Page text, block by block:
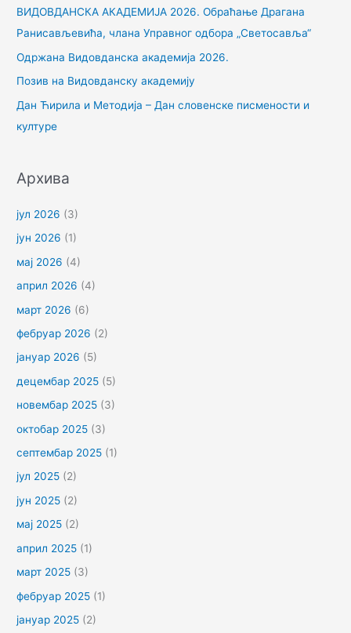
з
а
:
ВИДОВДАНСКА АКАДЕМИЈА 2026. Обраћање Драгана
Ранисављевића, члана Управног одбора „Светосавља“
Одржана Видовданска академија 2026.
Позив на Видовданску академију
Дан Ћирила и Методија – Дан словенске писмености и
културе
Архива
јул 2026 (3)
јун 2026 (1)
мај 2026 (4)
април 2026 (4)
март 2026 (6)
фебруар 2026 (2)
јануар 2026 (5)
децембар 2025 (5)
новембар 2025 (3)
октобар 2025 (3)
септембар 2025 (1)
јул 2025 (2)
јун 2025 (2)
мај 2025 (2)
април 2025 (1)
март 2025 (3)
фебруар 2025 (1)
јануар 2025 (2)